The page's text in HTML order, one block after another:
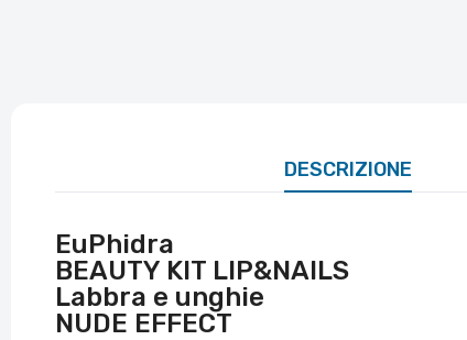
DESCRIZIONE
EuPhidra
BEAUTY KIT LIP&NAILS
Labbra e unghie
NUDE EFFECT